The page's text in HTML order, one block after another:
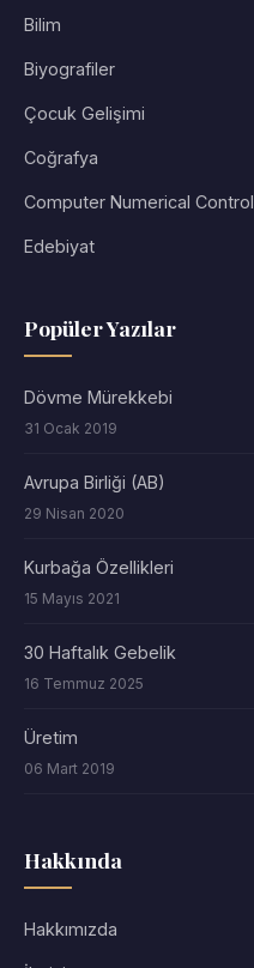
Bilim
Biyografiler
Çocuk Gelişimi
Coğrafya
Computer Numerical Control
Edebiyat
Popüler Yazılar
Dövme Mürekkebi
31 Ocak 2019
Avrupa Birliği (AB)
29 Nisan 2020
Kurbağa Özellikleri
15 Mayıs 2021
30 Haftalık Gebelik
16 Temmuz 2025
Üretim
06 Mart 2019
Hakkında
Hakkımızda